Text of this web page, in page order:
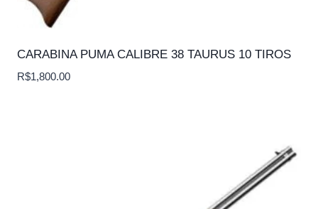
CARABINA PUMA CALIBRE 38 TAURUS 10 TIROS
R$1,800.00